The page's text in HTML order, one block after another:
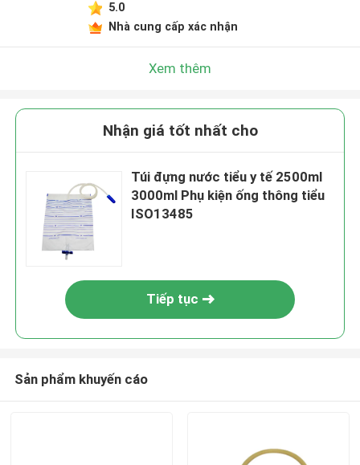
5.0
Nhà cung cấp xác nhận
Xem thêm
Nhận giá tốt nhất cho
Túi đựng nước tiểu y tế 2500ml
3000ml Phụ kiện ống thông tiểu
ISO13485
Tiếp tục
Sản phẩm khuyến cáo